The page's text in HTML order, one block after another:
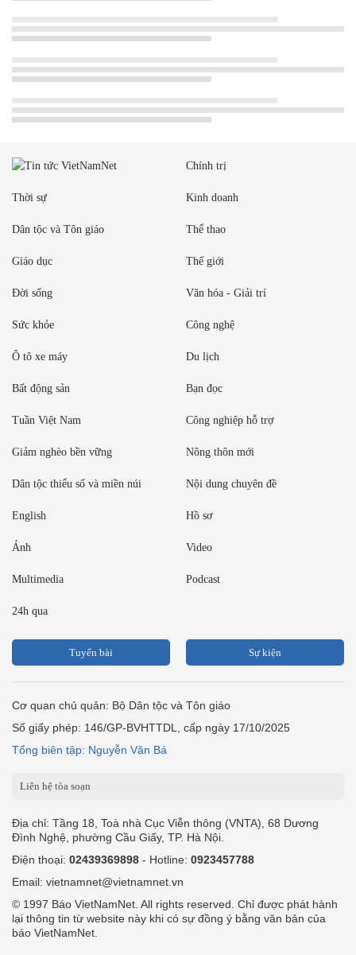
Chính trị
Thời sự Kinh doanh
Dân tộc và Tôn giáo Thể thao
Giáo dục Thế giới
Đời sống Văn hóa - Giải trí
Sức khỏe Công nghệ
Ô tô xe máy Du lịch
Bất động sản Bạn đọc
Tuần Việt Nam Công nghiệp hỗ trợ
Giảm nghèo bền vững Nông thôn mới
Dân tộc thiểu số và miền núi Nội dung chuyên đề
English Hồ sơ
Ảnh Video
Multimedia Podcast
24h qua
Tuyến bài Sự kiện
Cơ quan chủ quản: Bộ Dân tộc và Tôn giáo
Số giấy phép: 146/GP-BVHTTDL, cấp ngày 17/10/2025
Tổng biên tập: Nguyễn Văn Bá
Liên hệ tòa soạn
Địa chỉ: Tầng 18, Toà nhà Cục Viễn thông (VNTA), 68 Dương
Đình Nghệ, phường Cầu Giấy, TP. Hà Nội.
Điện thoại: 02439369898 - Hotline: 0923457788
Email: vietnamnet@vietnamnet.vn
© 1997 Báo VietNamNet. All rights reserved. Chỉ được phát hành
lại thông tin từ website này khi có sự đồng ý bằng văn bản của
báo VietNamNet.